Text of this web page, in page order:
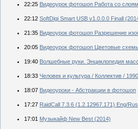
22:25 Видеоурок фотошоп Работа со
22:12 SoftDigi Smart USB v1.0.0.0 Finall
21:35 Видеоурок фотошоп Разрешение
20:05 Видеоурок фотошоп Цветовые
19:40 Волшебные руки. Энциклопедия
18:33 Человек и культура / Коллектив / 1990
18:07 Видеоуроки - Абстракции в фотошоп
17:27 RaidCall 7.3.6 (1.2.12967.171) Eng/Rus
17:01 Музыкайф New Best (2014)